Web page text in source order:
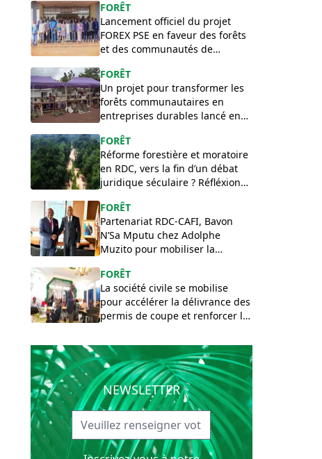
durables
FORÊT
Lancement officiel du projet
FOREX PSE en faveur des forêts
et des communautés de
FORÊT
Un projet pour transformer les
forêts communautaires en
entreprises durables lancé en
FORÊT
Réforme forestière et moratoire
en RDC, vers la fin d’un débat
juridique séculaire ? Réfléxion
FORÊT
Partenariat RDC-CAFI, Bavon
N’Sa Mputu chez Adolphe
Muzito pour mobiliser la
FORÊT
La société civile se mobilise
pour accélérer la délivrance des
permis de coupe et renforcer le
congolaises
NEWSLETTER